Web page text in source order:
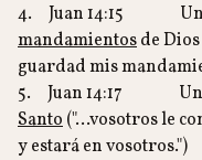
4. Juan 14:15 Una
mandamientosde
guardad mis
5. Juan 14:17 Una
Santo("…vosotros le
y estará en vosotros.")